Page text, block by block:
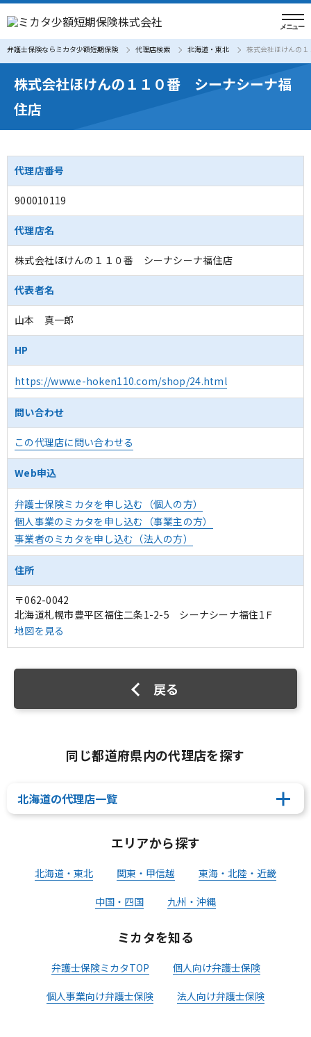
弁護士保険ならミカタ少額短期保険 代理店検索 北海道・東北 株式会社ほけんの
株式会社ほけんの１１０番 シーナシーナ福
住店
代理店番号
900010119
代理店名
株式会社ほけんの１１０番 シーナシーナ福住店
代表者名
山本 真一郎
HP
https://www.e-hoken110.com/shop/24.html
問い合わせ
この代理店に問い合わせる
Web申込
弁護士保険ミカタを申し込む（個人の方）
個人事業のミカタを申し込む（事業主の方）
事業者のミカタを申し込む（法人の方）
住所
〒062-0042
北海道札幌市豊平区福住二条1-2-5 シーナシーナ福住1Ｆ
地図を見る
戻る
同じ都道府県内の代理店を探す
北海道の代理店一覧
エリアから探す
北海道・東北 関東・甲信越 東海・北陸・近畿
中国・四国 九州・沖縄
ミカタを知る
弁護士保険ミカタTOP 個人向け弁護士保険
個人事業向け弁護士保険 法人向け弁護士保険